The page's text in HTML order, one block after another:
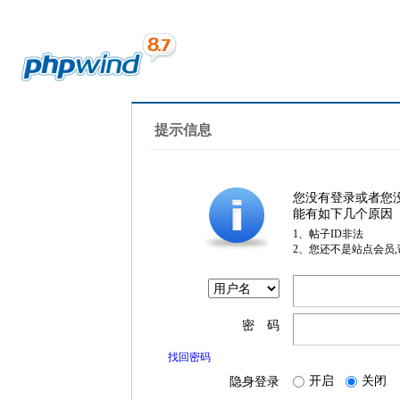
提示信息
您没有登录或者您
能有如下几个原因
1、帖子ID非法
2、您还不是站点会员
密 码
找回密码
隐身登录 开启 关闭